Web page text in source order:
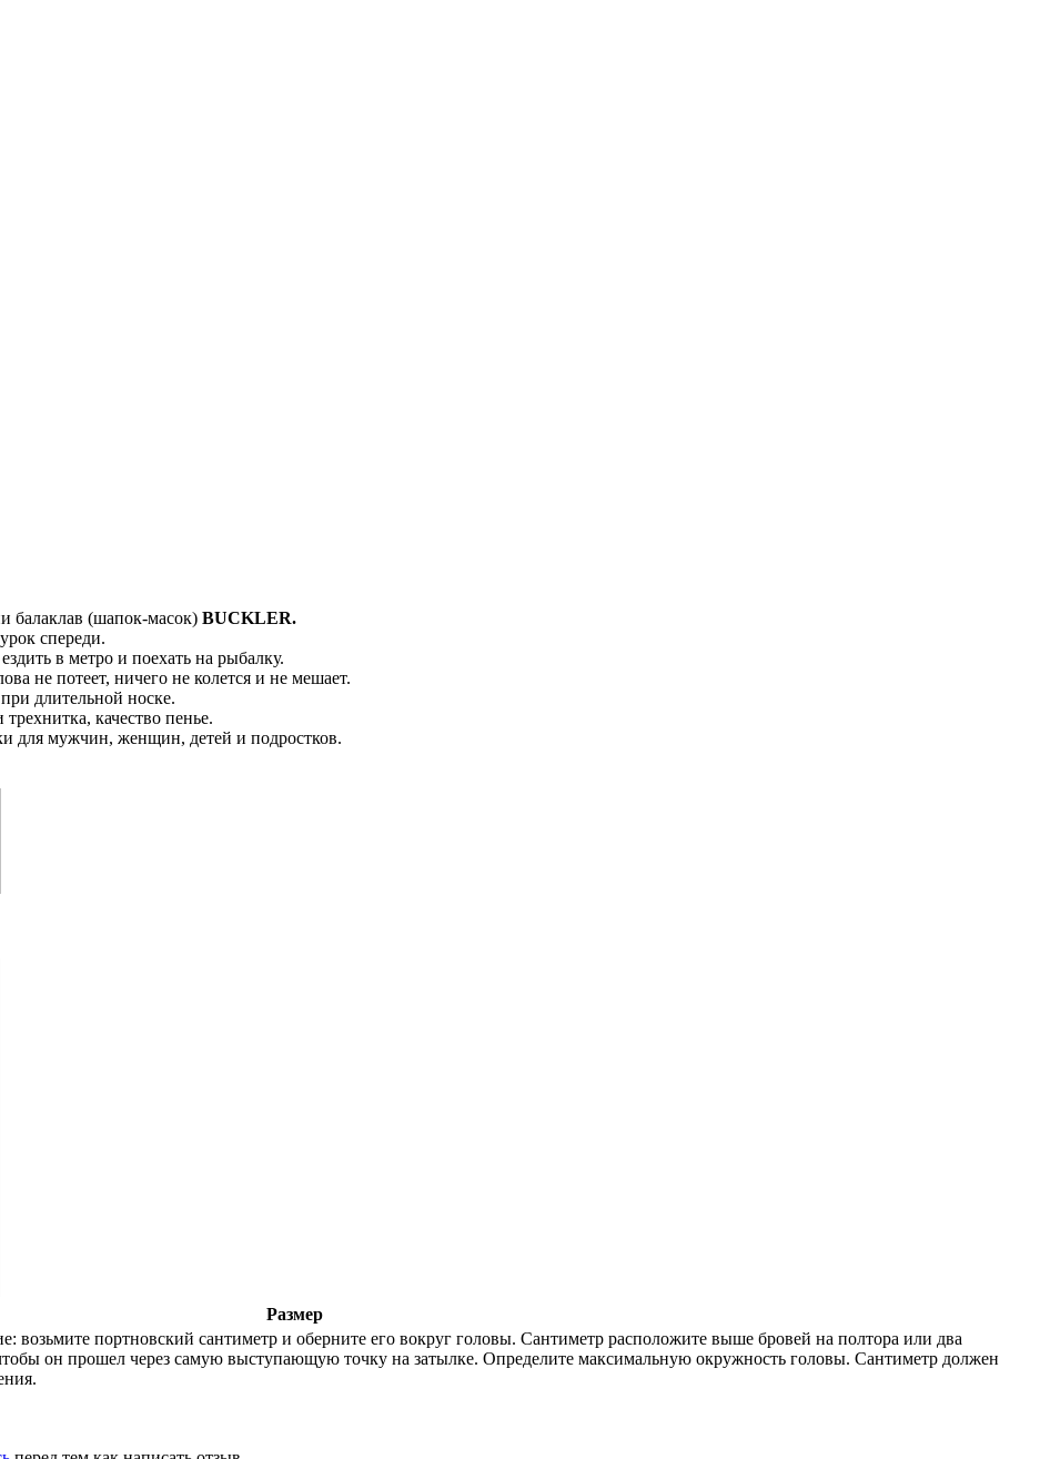
балаклав (шапок-масок) BUCKLER.
спереди.
в метро и поехать на рыбалку.
не потеет, ничего не колется и не мешает.
длительной носке.
качество пенье.
для мужчин, женщин, детей и подростков.
Размер
возьмите портновский сантиметр и оберните его вокруг головы. Сантиметр расположите выше бровей на полтора или два
он прошел через самую выступающую точку на затылке. Определите максимальную окружность головы. Сантиметр должен